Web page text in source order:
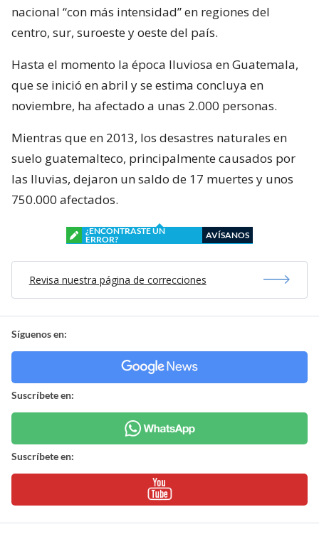
nacional “con más intensidad” en regiones del
centro, sur, suroeste y oeste del país.
Hasta el momento la época lluviosa en Guatemala,
que se inició en abril y se estima concluya en
noviembre, ha afectado a unas 2.000 personas.
Mientras que en 2013, los desastres naturales en
suelo guatemalteco, principalmente causados por
las lluvias, dejaron un saldo de 17 muertes y unos
750.000 afectados.
¿ENCONTRASTE UN
ERROR?
AVÍSANOS
Revisa nuestra página de correcciones
Síguenos en:
Suscríbete en:
Suscríbete en: